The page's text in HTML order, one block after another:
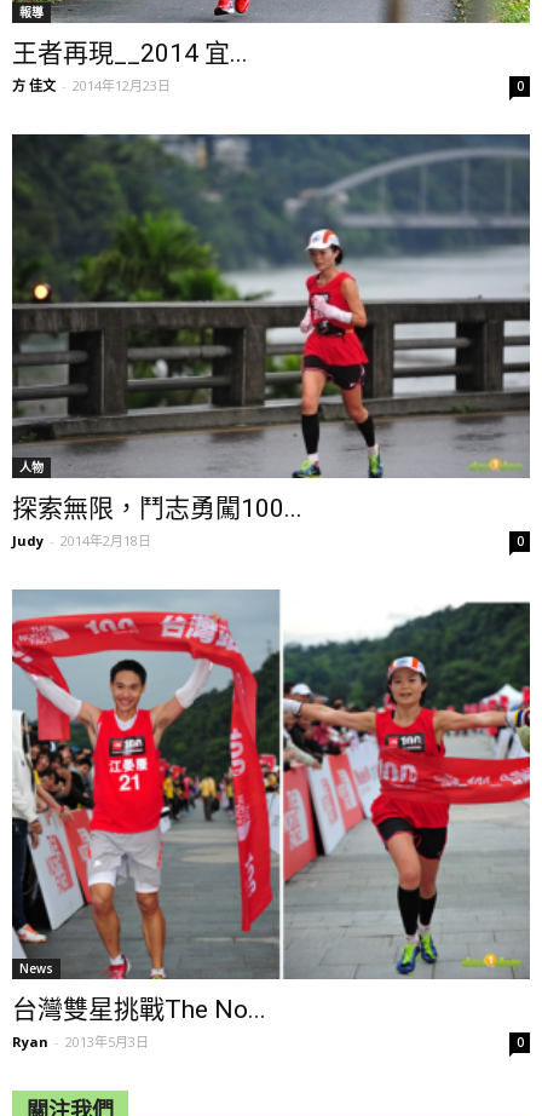
報導
王者再現__2014 宜...
方 佳文 - 2014年12月23日 0
人物
探索無限，鬥志勇闖100...
Judy - 2014年2月18日 0
News
台灣雙星挑戰The No...
Ryan - 2013年5月3日 0